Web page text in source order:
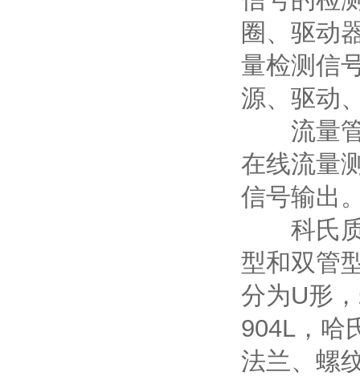
圈、驱动
量检测信
源、驱动
流量管
在线流量
信号输出
科氏质
型和双管
分为U形
904L，哈
法兰、螺